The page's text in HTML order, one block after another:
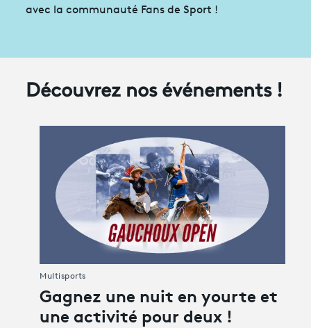
connexion
Avantages fidélité
À votre écoute
avec la communauté Fans de Sport !
Découvrez nos événements !
Gagnez une nuit en yourte et
une activité pour deux !
Multisports